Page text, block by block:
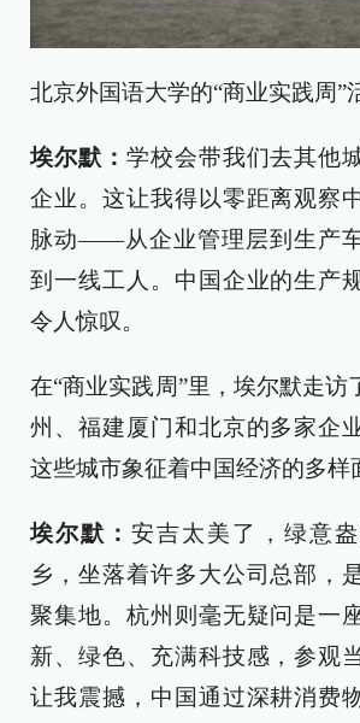
北京外国语大学的“商业实践周”
埃尔默： 学校会带我们去其他
企业。这让我得以零距离观察
脉动——从企业管理层到生产
到一线工人。中国企业的生产
令人惊叹。
在“商业实践周”里，埃尔默走访
州、福建厦门和北京的多家企
这些城市象征着中国经济的多样
埃尔默：安吉太美了，绿意
乡，坐落着许多大公司总部，
聚集地。杭州则毫无疑问是一
新、绿色、充满科技感，参观
让我震撼，中国通过深耕消费